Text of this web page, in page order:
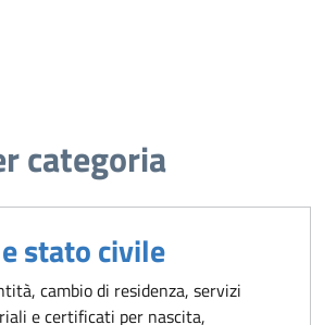
categoria
stato civile
cambio di residenza, servizi
e certificati per nascita,